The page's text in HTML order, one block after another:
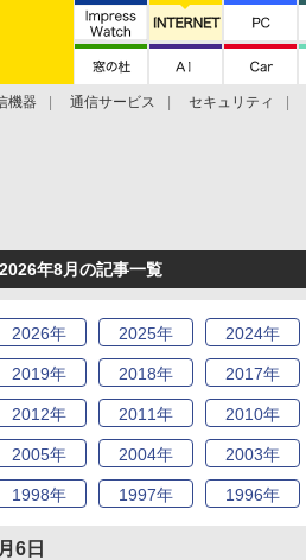
機器 通信サービス セキュリティ
2026年8月の記事一覧
2026年 2025年 2024年
2019年 2018年 2017年
2012年 2011年 2010年
2005年 2004年 2003年
1998年 1997年 1996年
6日